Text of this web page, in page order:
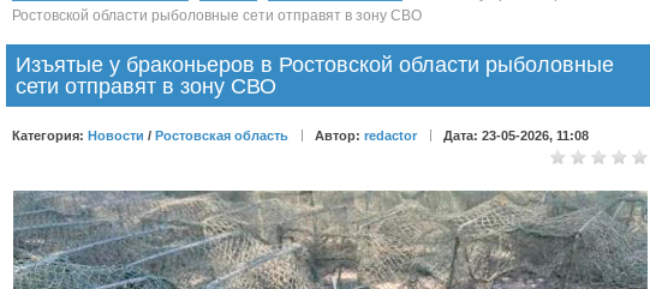
Ростовской области рыболовные сети отправят в зону СВО
Изъятые у браконьеров в Ростовской области рыболовные
сети отправят в зону СВО
Категория: Новости / Ростовская область Автор: redactor Дата: 23-05-2026, 11:08